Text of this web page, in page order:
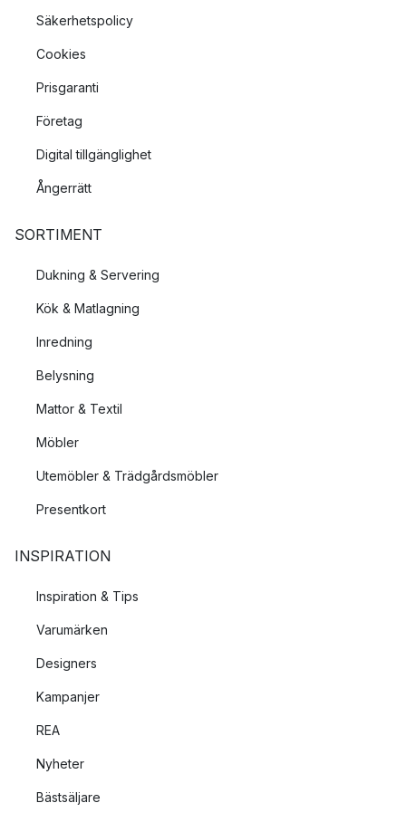
Säkerhetspolicy
Cookies
Prisgaranti
Företag
Digital tillgänglighet
Ångerrätt
SORTIMENT
Dukning & Servering
Kök & Matlagning
Inredning
Belysning
Mattor & Textil
Möbler
Utemöbler & Trädgårdsmöbler
Presentkort
INSPIRATION
Inspiration & Tips
Varumärken
Designers
Kampanjer
REA
Nyheter
Bästsäljare